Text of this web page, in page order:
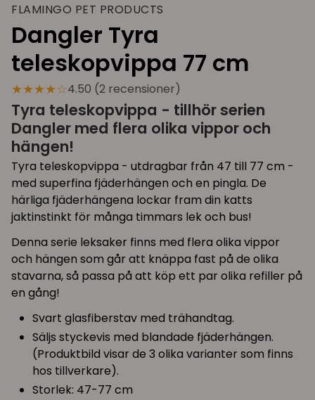
FLAMINGO PET PRODUCTS
Dangler Tyra
teleskopvippa 77 cm
★★★★☆4.50 (2 recensioner)
Tyra teleskopvippa - tillhör serien
Dangler med flera olika vippor och
hängen!
Tyra teleskopvippa - utdragbar från 47 till 77 cm -
med superfina fjäderhängen och en pingla. De
härliga fjäderhängena lockar fram din katts
jaktinstinkt för många timmars lek och bus!
Denna serie leksaker finns med flera olika vippor
och hängen som går att knäppa fast på de olika
stavarna, så passa på att köp ett par olika refiller på
en gång!
Svart glasfiberstav med trähandtag.
Säljs styckevis med blandade fjäderhängen.
(Produktbild visar de 3 olika varianter som finns
hos tillverkare).
Storlek: 47-77 cm